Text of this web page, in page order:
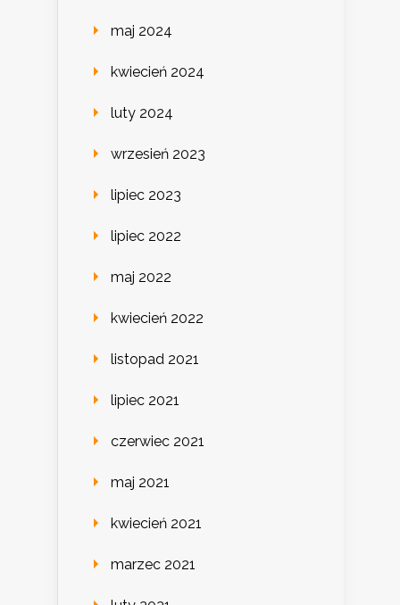
maj 2024
kwiecień 2024
luty 2024
wrzesień 2023
lipiec 2023
lipiec 2022
maj 2022
kwiecień 2022
listopad 2021
lipiec 2021
czerwiec 2021
maj 2021
kwiecień 2021
marzec 2021